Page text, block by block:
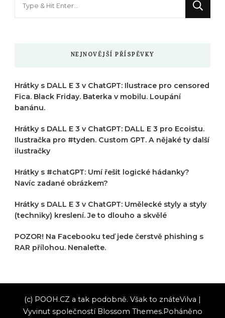
NEJNOVĚJŠÍ PŘÍSPĚVKY
Hrátky s DALL E 3 v ChatGPT: Ilustrace pro censored
Fica. Black Friday. Baterka v mobilu. Loupání
banánu.
Hrátky s DALL E 3 v ChatGPT: DALL E 3 pro Ecoistu.
Ilustračka pro #tyden. Custom GPT. A nějaké ty další
ilustračky
Hrátky s #chatGPT: Umí řešit logické hádanky?
Navíc zadané obrázkem?
Hrátky s DALL E 3 v ChatGPT: Umělecké styly a styly
(techniky) kreslení. Je to dlouho a skvělé
POZOR! Na Facebooku teď jede čerstvě phishing s
RAR přílohou. Nenaleťte.
(c) POOH.CZ a tak podobně. Však to znáteVilva |
Vyvinut společností Blossom Themes.Poháněno